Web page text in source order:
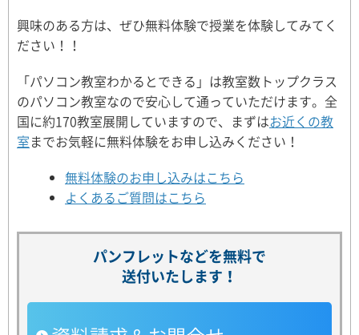
興味のある方は、ぜひ無料体験で授業を体験してみてく
ださい！！
「パソコン教室わかるとできる」は教室数トップクラス
のパソコン教室なので安心して通っていただけます。全
国に約170教室展開していますので、まずはお近くの教
室までお気軽に無料体験をお申し込みください！
無料体験のお申し込みはこちら
よくあるご質問はこちら
パンフレットなどを無料で
送付いたします！